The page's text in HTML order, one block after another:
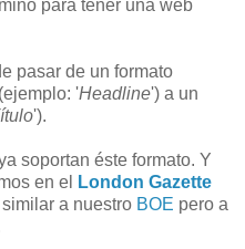
para tener una web
pasar de un formato
'Headline') a un
').
soportan éste formato. Y
en el
London Gazette
a nuestro BOE pero a